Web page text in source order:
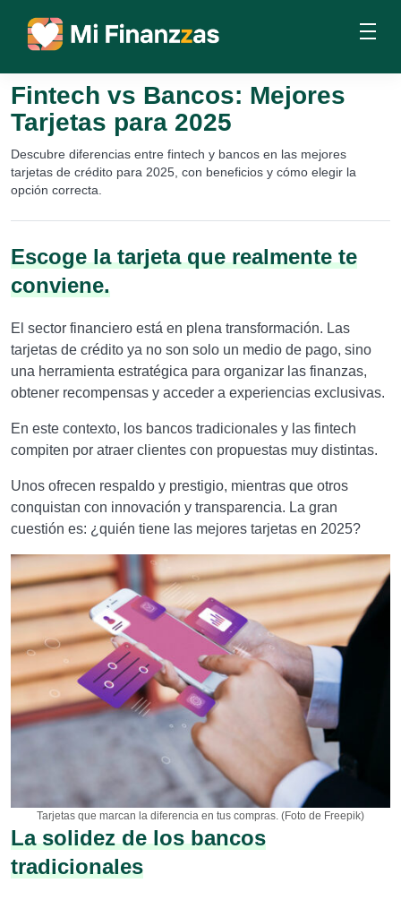
Fintech vs Bancos: Mejores
Tarjetas para 2025
Descubre diferencias entre fintech y bancos en las mejores
tarjetas de crédito para 2025, con beneficios y cómo elegir la
opción correcta.
Escoge la tarjeta que realmente te
conviene.
El sector financiero está en plena transformación. Las
tarjetas de crédito ya no son solo un medio de pago, sino
una herramienta estratégica para organizar las finanzas,
obtener recompensas y acceder a experiencias exclusivas.
En este contexto, los bancos tradicionales y las fintech
compiten por atraer clientes con propuestas muy distintas.
Unos ofrecen respaldo y prestigio, mientras que otros
conquistan con innovación y transparencia. La gran
cuestión es: ¿quién tiene las mejores tarjetas en 2025?
Tarjetas que marcan la diferencia en tus compras. (Foto de Freepik)
La solidez de los bancos
tradicionales